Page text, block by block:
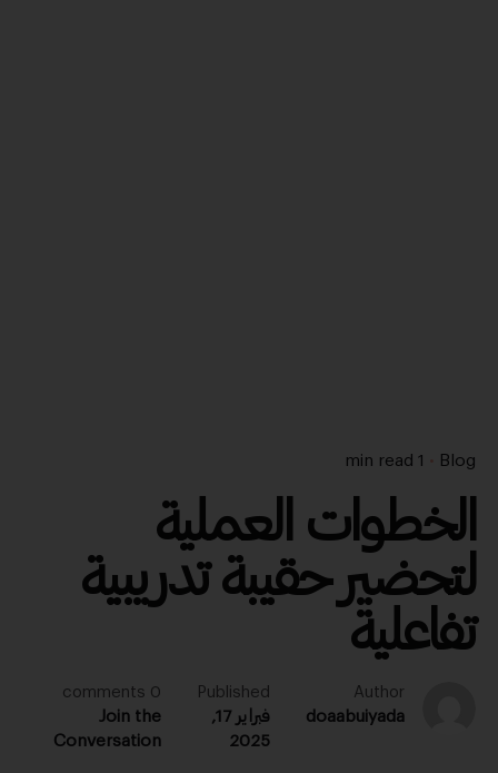
Blog
1 min read
الخطوات العملية
لتحضير حقيبة تدريبية
تفاعلية
Author
doaabuiyada
Published
فبراير 17,
2025
0 comments
Join the
Conversation